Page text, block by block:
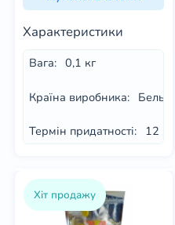
Характеристики
Вага: 0,1 кг
Країна виробника: Бельгія
Термін придатності: 12 мес
Хіт продажу